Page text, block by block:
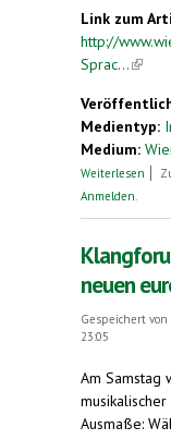
Link zum
http://
Sprac...(link
Medientyp:
Medium:
Weiterlesen
Anmelden
neuen
Gespeichert von
23:05
Am Samstag
Ausmaße: